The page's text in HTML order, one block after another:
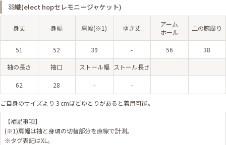
羽織(elect hopセレモニージャケット)
身丈 身幅 肩幅(※1) ゆき丈
アーム
ホール
二の腕周り
51 52 39 - 56 38
袖の長さ 袖口 ストール幅 ストール長さ
62 28 - -
ご自身のサイズより３cmほどゆとりがあると着用可能。
【補足事項】
(※1)肩幅は袖と身頃の切替部分を直線で計測。
※タグ表記はXL。